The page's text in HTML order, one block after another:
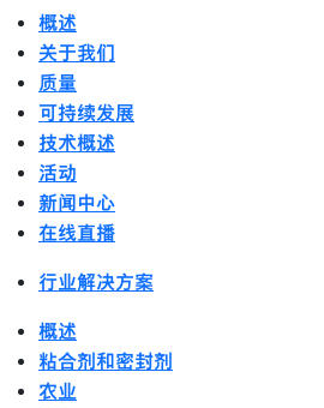
概述
关于我们
质量
可持续发展
技术概述
活动
新闻中心
在线直播
行业解决方案
概述
粘合剂和密封剂
农业